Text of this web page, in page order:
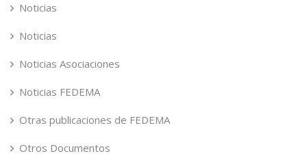
Noticias
Noticias
Noticias Asociaciones
Noticias FEDEMA
Otras publicaciones de FEDEMA
Otros Documentos